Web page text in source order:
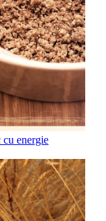
energie